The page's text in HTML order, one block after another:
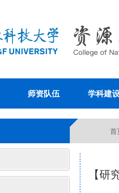
师资队伍 学科建
首
【